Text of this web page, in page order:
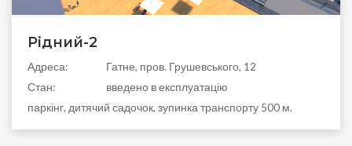
Рідний-2
Адреса:
Гатне, пров. Грушевського, 12
Стан:
введено в експлуатацію
паркінг, дитячий садочок, зупинка транспорту 500 м.